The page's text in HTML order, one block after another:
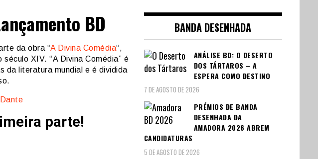
BD
da obra “A Divina Comédia“,
XIV. “A Divina Comédia” é
da literatura mundial e é dividida
parte!
BANDA DESENHADA
ANÁLISE BD: O DESERTO
DOS TÁRTAROS – A
ESPERA COMO DESTINO
7 DE AGOSTO DE 2026
PRÉMIOS DE BANDA
DESENHADA DA
AMADORA 2026 ABREM
CANDIDATURAS
5 DE AGOSTO DE 2026